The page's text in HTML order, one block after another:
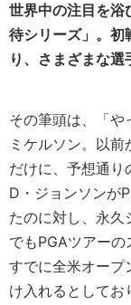
世界中の注目を浴
待シリーズ」。初
り、さまざまな選
その筆頭は、「や
ミケルソン。以
だけに、予想通り
D・ジョンソンが
たのに対し、永久
でもPGAツアーの
すでに全米オープ
け入れるとしてお